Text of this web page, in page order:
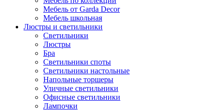
Мебель от Garda Decor
Мебель школьная
Люстры и светильники
Светильники
Люстры
Бра
Светильники споты
Светильники настольные
Напольные торшеры
Уличные светильники
Офисные светильники
Лампочки